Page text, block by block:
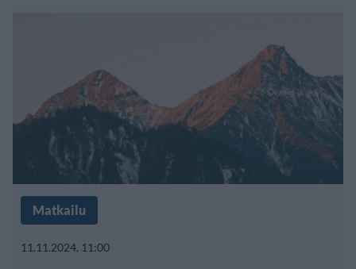
Matkailu
11.11.2024, 11:00